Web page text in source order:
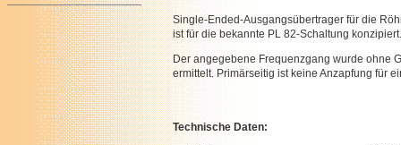
Single-Ended-Ausgangsübertrager für die
ist für die bekannte PL 82-Schaltung konzipiert.
Der angegebene Frequenzgang wurde ohne
ermittelt. Primärseitig ist keine Anzapfung für
Technische Daten: